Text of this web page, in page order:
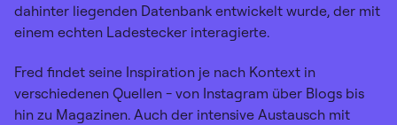
dahinter liegenden Datenbank entwickelt wurde, der mit
einem echten Ladestecker interagierte.
Fred findet seine Inspiration je nach Kontext in
verschiedenen Quellen - von Instagram über Blogs bis
hin zu Magazinen. Auch der intensive Austausch mit